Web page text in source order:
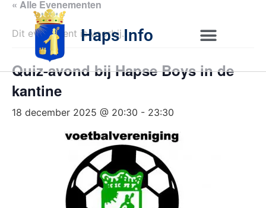
Haps Info
« Alle Evenementen
Dit evenement is voorbij.
Quiz-avond bij Hapse Boys in de
kantine
18 december 2025 @ 20:30 - 23:30